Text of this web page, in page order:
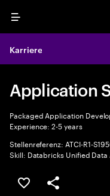
Menu
Karriere
Application
Packaged Application
Experience: 2-5 years
Stellenreferenz: ATCI-R1-
Skill: Databricks Unified Data
JOB SPEICHERN
Teilen